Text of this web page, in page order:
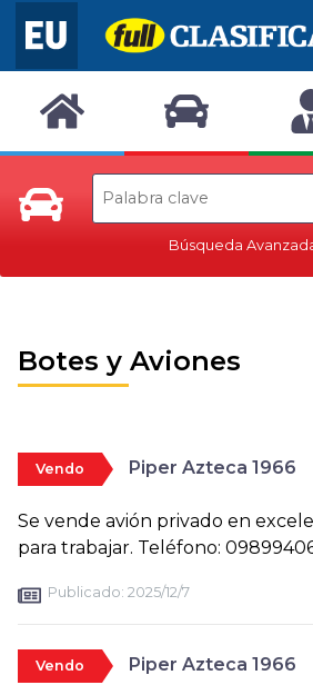
Búsqueda
Botes y Aviones
Vendo Piper Azteca 1966
Se vende avión privado en
para trabajar. Teléfono:
Publicado: 2025/12/7
Vendo Piper Azteca 1966